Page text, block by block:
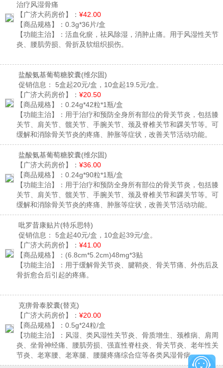
治疗风湿骨痛
【广济大药房价】： ¥42.00
【商品规格】： 0.3g*36片/盒
【功能主治】： 活血化瘀，祛风除湿，消肿止痛。用于风湿性关节
炎、腰肌劳损、骨折及软组织损伤。
盐酸氨基葡萄糖胶囊(维尔固)
促销信息：
5盒起20元/盒，10盒起19.5元/盒。
【广济大药房价】： ¥20.50
【商品规格】： 0.24g*42粒*1瓶/盒
【功能主治】： 用于治疗和预防全身所有部位的骨关节炎，包括膝
关节、肩关节、髋关节、手腕关节、颈及脊椎关节和踝关节等。可
缓解和消除骨关节炎的疼痛、肿胀等症状，改善关节活动功能。
盐酸氨基葡萄糖胶囊(维尔固)
【广济大药房价】： ¥36.00
【商品规格】： 0.24g*90粒*1瓶/盒
【功能主治】： 用于治疗和预防全身所有部位的骨关节炎，包括膝
关节、肩关节、髋关节、手腕关节、颈及脊椎关节和踝关节等。可
缓解和消除骨关节炎的疼痛、肿胀等症状，改善关节活动功能。
吡罗昔康贴片(特乐思特)
促销信息：
5盒起40元/盒，10盒起39元/盒。
【广济大药房价】： ¥41.00
【商品规格】： (6.8cm*5.2cm)48mg*3贴
【功能主治】： 用于缓解骨关节炎、腱鞘炎、骨关节痛、外伤后及
骨折愈合后引起的疼痛。
克痹骨泰胶囊(替克)
【广济大药房价】： ¥20.00
【商品规格】： 0.5g*24粒/盒
【功能主治】： 风湿、类风湿性关节炎、骨质增生、颈椎病、肩周
炎、坐骨神经痛、腰肌劳损、强直性脊柱炎、骨关节炎、老年性关
节炎、老寒腰、老寒腿、腰腿疼痛综合症等各类风湿骨病。